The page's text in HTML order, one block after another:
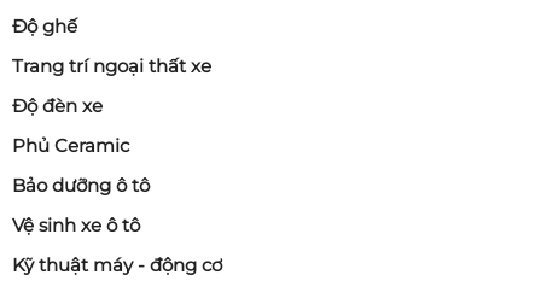
Độ ghế
Trang trí ngoại thất xe
Độ đèn xe
Phủ Ceramic
Bảo dưỡng ô tô
Vệ sinh xe ô tô
Kỹ thuật máy - động cơ